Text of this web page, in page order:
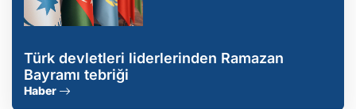
Türk devletleri liderlerinden Ramazan
Bayramı tebriği
Haber